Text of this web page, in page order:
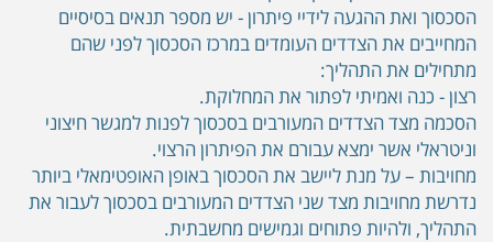
הסכסוך ואת ההגעה לידיי פיתרון - יש מספר תנאים בסיסיים
המחייבים את הצדדים העומדים במרכז הסכסוך לפני שהם
מתחילים את התהליך:
רצון - כנה ואמיתי לפתור את המחלוקת.
הסכמה מצד הצדדים המעורבים בסכסוך לפנות למגשר חיצוני
וניטראלי אשר ימצא עבורם את הפיתרון הרצוי.
מחויבות – על מנת ליישב את הסכסוך באופן האופטימאלי ביותר
נדרשת מחויבות מצד שני הצדדים המעורבים בסכסוך לעבור את
התהליך, ולהיות פתוחים וגמישים מחשבתית.